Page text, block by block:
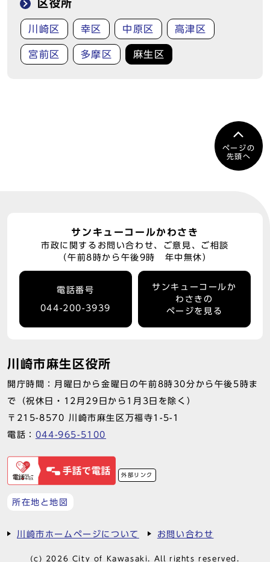
区役所
川崎区 幸区 中原区 高津区
宮前区 多摩区 麻生区
ページの
先頭へ
サンキューコールかわさき
市政に関するお問い合わせ、ご意見、ご相談
（午前8時から午後9時 年中無休）
電話番号
044-200-3939
サンキューコールか
わさきの
ページを見る
川崎市麻生区役所
開庁時間：月曜日から金曜日の午前8時30分から午後5時ま
で（祝休日・12月29日から1月3日を除く）
〒215-8570 川崎市麻生区万福寺1-5-1
電話： 044-965-5100
外部リンク
所在地と地図
川崎市ホームページについて お問い合わせ
(c) 2026 City of Kawasaki. All rights reserved.